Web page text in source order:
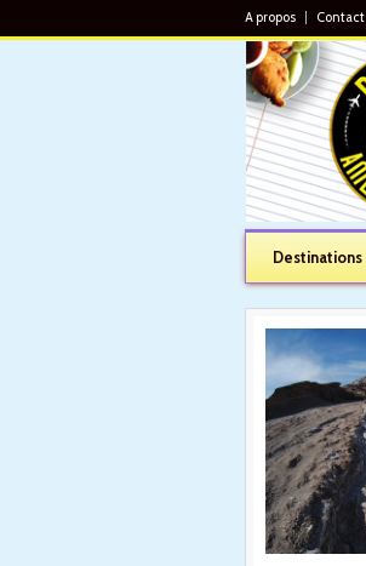
A propos Contact
Destinations